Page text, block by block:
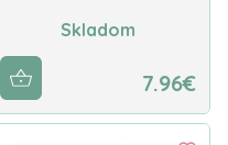
Skladom
7.96€